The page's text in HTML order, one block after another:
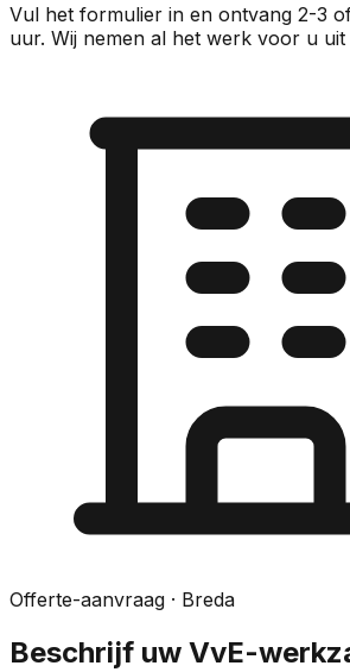
Vul het formulier in en ontvang 2-3
uur. Wij nemen al het werk voor u uit
Offerte-aanvraag · Breda
Beschrijf uw VvE-